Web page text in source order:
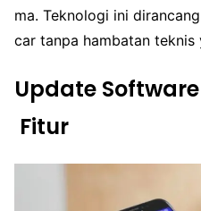
ma. Teknologi ini
car tanpa hambatan teknis
Update
Fitur